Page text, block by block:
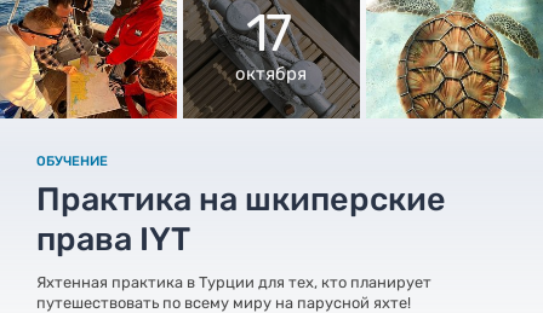
17
октября
ОБУЧЕНИЕ
Практика на шкиперские
права IYT
Яхтенная практика в Турции для тех, кто планирует
путешествовать по всему миру на парусной яхте!